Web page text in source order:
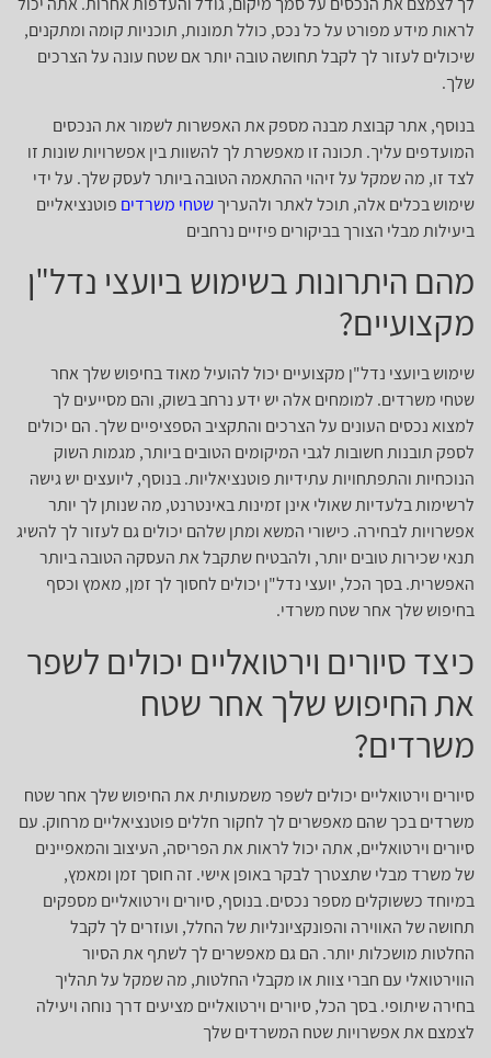
לראות מידע מפורט על כל נכס, כולל תמונות, תוכניות קומה ומתקנים,
שיכולים לעזור לך לקבל תחושה טובה יותר אם שטח עונה על הצרכים
שלך.
בנוסף, אתר קבוצת מבנה מספק את האפשרות לשמור את הנכסים
המועדפים עליך. תכונה זו מאפשרת לך להשוות בין אפשרויות שונות זו
לצד זו, מה שמקל על זיהוי ההתאמה הטובה ביותר לעסק שלך. על ידי
שימוש בכלים אלה, תוכל לאתר ולהעריךשטחי משרדים פוטנציאליים
ביעילות מבלי הצורך בביקורים פיזיים נרחבים
מהם היתרונות בשימוש ביועצי נדל"ן
מקצועיים?
שימוש ביועצי נדל"ן מקצועיים יכול להועיל מאוד בחיפוש שלך אחר
שטחי משרדים. למומחים אלה יש ידע נרחב בשוק, והם מסייעים לך
למצוא נכסים העונים על הצרכים והתקציב הספציפיים שלך. הם יכולים
לספק תובנות חשובות לגבי המיקומים הטובים ביותר, מגמות השוק
הנוכחיות והתפתחויות עתידיות פוטנציאליות. בנוסף, ליועצים יש גישה
לרשימות בלעדיות שאולי אינן זמינות באינטרנט, מה שנותן לך יותר
אפשרויות לבחירה. כישורי המשא ומתן שלהם יכולים גם לעזור לך להשיג
תנאי שכירות טובים יותר, ולהבטיח שתקבל את העסקה הטובה ביותר
האפשרית. בסך הכל, יועצי נדל"ן יכולים לחסוך לך זמן, מאמץ וכסף
בחיפוש שלך אחר שטח משרדי.
כיצד סיורים וירטואליים יכולים לשפר
את החיפוש שלך אחר שטח
משרדים?
סיורים וירטואליים יכולים לשפר משמעותית את החיפוש שלך אחר שטח
משרדים בכך שהם מאפשרים לך לחקור חללים פוטנציאליים מרחוק. עם
סיורים וירטואליים, אתה יכול לראות את הפריסה, העיצוב והמאפיינים
של משרד מבלי שתצטרך לבקר באופן אישי. זה חוסך זמן ומאמץ,
במיוחד כששוקלים מספר נכסים. בנוסף, סיורים וירטואליים מספקים
תחושה של האווירה והפונקציונליות של החלל, ועוזרים לך לקבל
החלטות מושכלות יותר. הם גם מאפשרים לך לשתף את הסיור
הווירטואלי עם חברי צוות או מקבלי החלטות, מה שמקל על תהליך
בחירה שיתופי. בסך הכל, סיורים וירטואליים מציעים דרך נוחה ויעילה
לצמצם את אפשרויות שטח המשרדים שלך